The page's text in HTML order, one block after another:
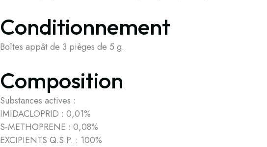
Conditionnement
Boîtes appât de 3 pièges de 5 g.
Composition
Substances actives :
IMIDACLOPRID : 0,01%
S-METHOPRENE : 0,08%
EXCIPIENTS Q.S.P. : 100%